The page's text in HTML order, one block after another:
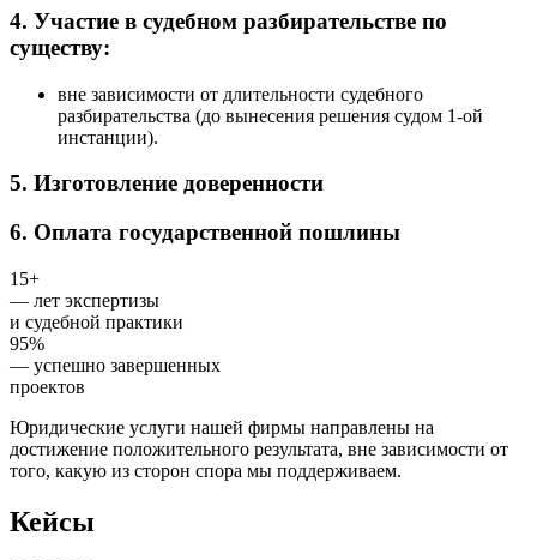
4. Участие в судебном разбирательстве по
существу:
вне зависимости от длительности судебного
разбирательства (до вынесения решения судом 1-ой
инстанции).
5. Изготовление доверенности
6. Оплата государственной пошлины
15+
— лет экспертизы
и судебной практики
95%
— успешно завершенных
проектов
Юридические услуги нашей фирмы направлены на
достижение положительного результата, вне зависимости от
того, какую из сторон спора мы поддерживаем.
Кейсы